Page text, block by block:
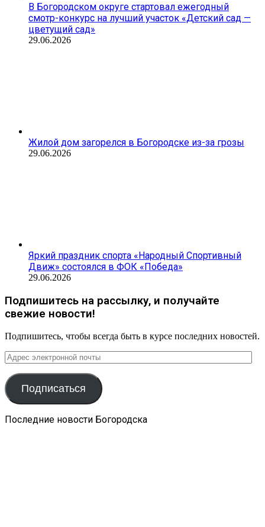
В Богородском округе стартовал ежегодный
смотр-конкурс на лучший участок «Детский сад —
цветущий сад»
29.06.2026
Жилой дом загорелся в Богородске из-за грозы
29.06.2026
Яркий праздник спорта «Народный Спортивный
Движ» состоялся в ФОК «Победа»
29.06.2026
Подпишитесь на рассылку, и получайте
свежие новости!
Подпишитесь, чтобы всегда быть в курсе последних новостей.
Адрес
электронной
почты
Подписаться
Последние новости Богородска